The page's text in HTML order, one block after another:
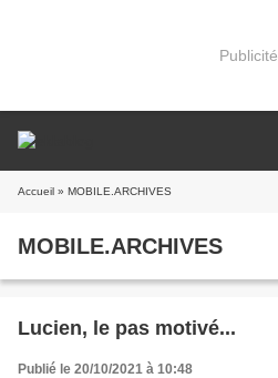
Publicité
Accueil » MOBILE.ARCHIVES
MOBILE.ARCHIVES
Lucien, le pas motivé...
Publié le 20/10/2021 à 10:48